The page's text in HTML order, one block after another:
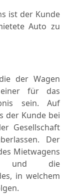
ist der Kunde
Auto zu
der Wagen
für das
sein. Auf
der Kunde bei
Gesellschaft
Der
Mietwagens
und die
in welchem